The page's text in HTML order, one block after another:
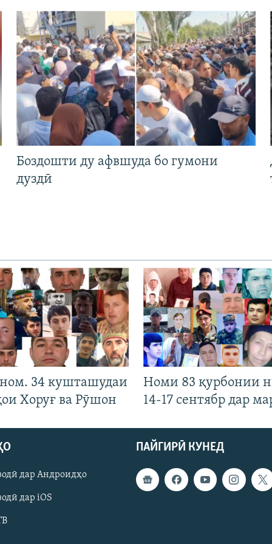
Боздошти ду афвшуда бо гумони
дуздӣ
34 кушташудаи
Хоруғ ва Рӯшон
Номи 83 қурбонии
14-17 сентябр дар
ПАЙГИРӢ КУНЕД
дар Андроидҳо
дар iOS